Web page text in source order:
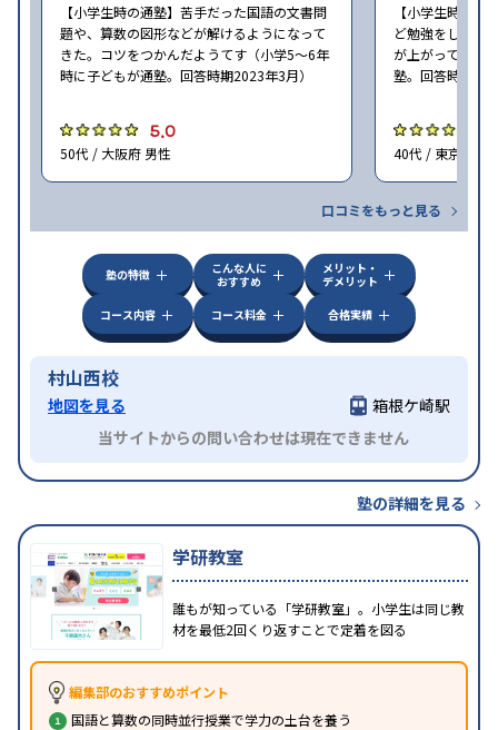
【小学生時の通塾】苦手だった国語の文書問
題や、算数の図形などが解けるようになって
きた。コツをつかんだようてす（小学5〜6年
時に子どもが通塾。回答時期2023年3月）
5.0
50代 / 大阪府 男性
【小学生時の通
ど勉強をしなか
が上がってまし
塾。回答時期
40代 / 東京都 女
口コミをもっと見る
塾の特徴
こんな人に
おすすめ
メリット・
デメリット
コース内容
コース料金 合格実績
村山西校
地図を見る
箱根ケ崎駅
当サイトからの問い合わせは現在できません
塾の詳細を見る
学研教室
誰もが知っている「学研教室」。小学生は同じ教
材を最低2回くり返すことで定着を図る
編集部のおすすめポイント
国語と算数の同時並行授業で学力の土台を養う